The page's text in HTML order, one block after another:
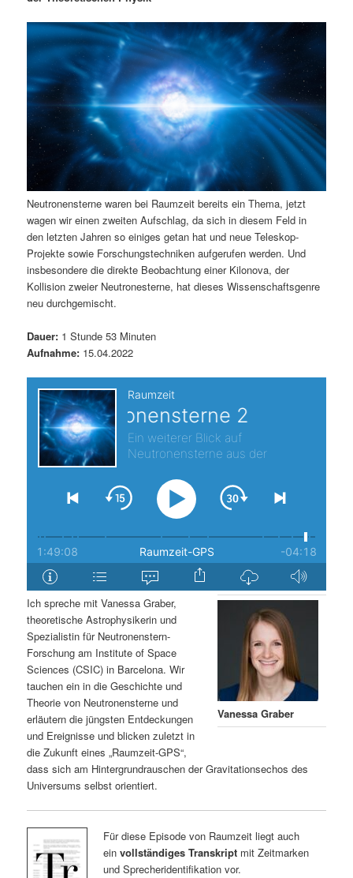
ä
r
e
n
n
h
a
l
t
s
p
r
e
n
n
d
ä
r
n
I
n
h
a
l
t
s
n
g
e
n
a
v
i
g
a
i
o
Neutronensterne waren bei Raumzeit bereits ein Thema, jetzt
wagen wir einen zweiten Aufschlag, da sich in diesem Feld in
den letzten Jahren so einiges getan hat und neue Teleskop-
Projekte sowie Forschungstechniken aufgerufen werden. Und
insbesondere die direkte Beobachtung einer Kilonova, der
Kollision zweier Neutronesterne, hat dieses Wissenschaftsgenre
neu durchgemischt.
Dauer: 1 Stunde 53 Minuten
Aufnahme: 15.04.2022
Vanessa Graber
Ich spreche mit Vanessa Graber,
theoretische Astrophysikerin und
Spezialistin für Neutronenstern-
Forschung am Institute of Space
Sciences (CSIC) in Barcelona. Wir
tauchen ein in die Geschichte und
Theorie von Neutronensterne und
erläutern die jüngsten Entdeckungen
und Ereignisse und blicken zuletzt in
die Zukunft eines „Raumzeit-GPS“,
dass sich am Hintergrundrauschen der Gravitationsechos des
Universums selbst orientiert.
Für diese Episode von Raumzeit liegt auch
ein vollständiges Transkriptmit Zeitmarken
und Sprecheridentifikation vor.